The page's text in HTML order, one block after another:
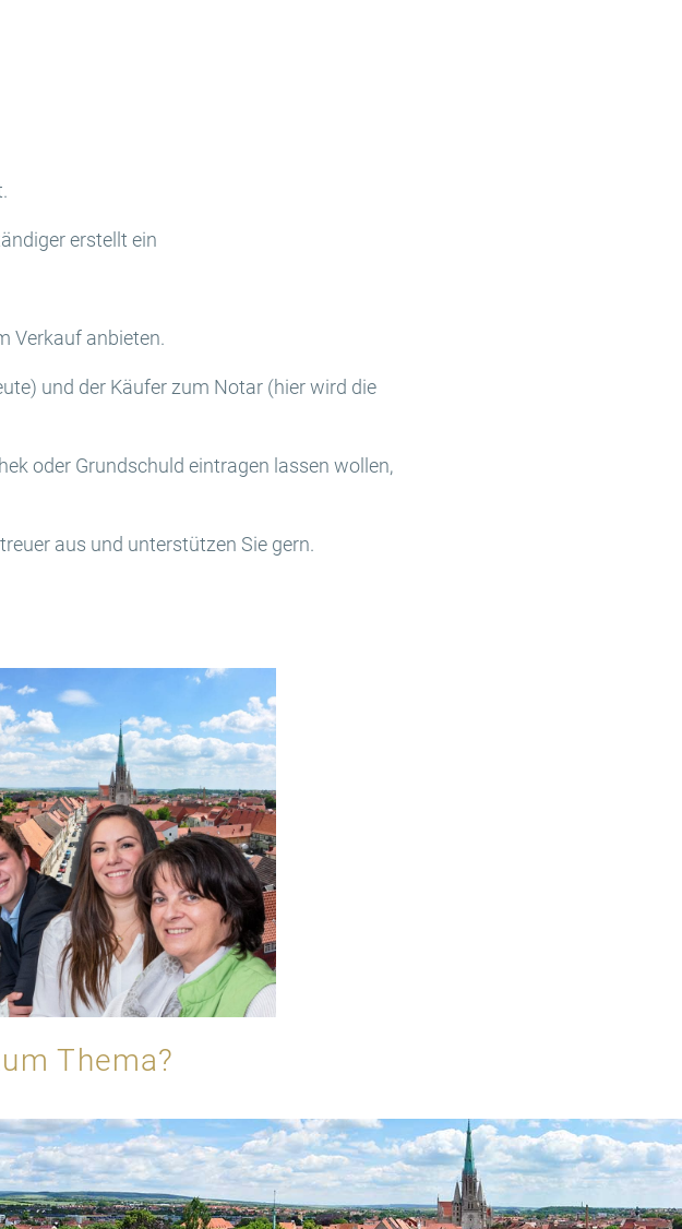
erstellt ein
Verkauf anbieten.
und der Käufer zum Notar (hier wird die
oder Grundschuld eintragen lassen wollen,
aus und unterstützen Sie gern.
Thema?